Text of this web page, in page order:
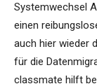
Systemwechsel
einen
auch hier wieder
für die
classmate hilft